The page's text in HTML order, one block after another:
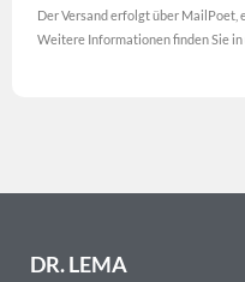
Der Versand erfolgt über MailPoet,
Weitere Informationen finden Sie in
DR. LEMA